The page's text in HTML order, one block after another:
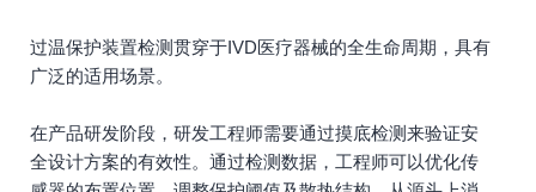
过温保护装置检测贯穿于IVD医疗器械的全生命周期，具有
广泛的适用场景。
在产品研发阶段，研发工程师需要通过摸底检测来验证安
全设计方案的有效性。通过检测数据，工程师可以优化传